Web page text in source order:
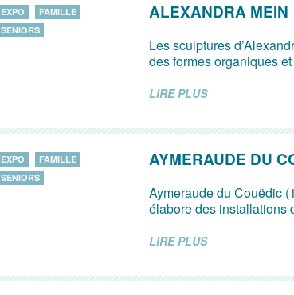
EXPO
FAMILLE
SENIORS
ALEXANDRA MEIN
Les sculptures
des formes organiques
LIRE PLUS
EXPO
FAMILLE
SENIORS
AYMERAUDE DU
Aymeraude du Couëdic
élabore des installations
LIRE PLUS